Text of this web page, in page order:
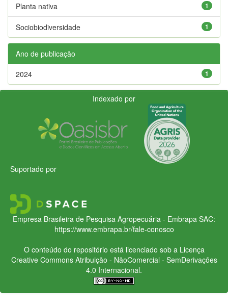
1
Planta nativa
1
Sociobiodiversidade
Ano de publicação
1
2024
Indexado por
Suportado por
Empresa Brasileira de Pesquisa Agropecuária - Embrapa SAC:
https://www.embrapa.br/fale-conosco
O conteúdo do repositório está licenciado sob a Licença
Creative CommonsAtribuição - NãoComercial - SemDerivações
4.0 Internacional.